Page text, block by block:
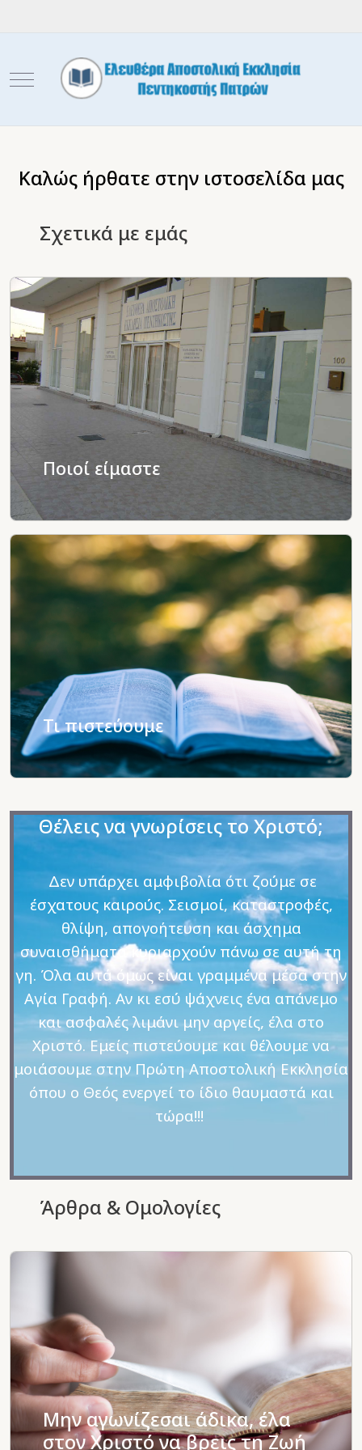
Mobile Menu Toggle
Καλώς ήρθατε στην ιστοσελίδα μας
Σχετικά με εμάς
Ποιοί είμαστε
Τι πιστεύουμε
Θέλεις να γνωρίσεις το Χριστό;
Δεν υπάρχει αμφιβολία ότι ζούμε σε
έσχατους καιρούς. Σεισμοί, καταστροφές,
θλίψη, απογοήτευση και άσχημα
συναισθήματα κυριαρχούν πάνω σε αυτή τη
γη. Όλα αυτά όμως είναι γραμμένα μέσα στην
Αγία Γραφή. Αν κι εσύ ψάχνεις ένα απάνεμο
και ασφαλές λιμάνι μην αργείς, έλα στο
Χριστό. Εμείς πιστεύουμε και θέλουμε να
μοιάσουμε στην Πρώτη Αποστολική Εκκλησία
όπου ο Θεός ενεργεί το ίδιο θαυμαστά και
τώρα!!!
Άρθρα & Ομολογίες
Μην αγωνίζεσαι άδικα, έλα
στον Χριστό να βρεις τη Ζωή